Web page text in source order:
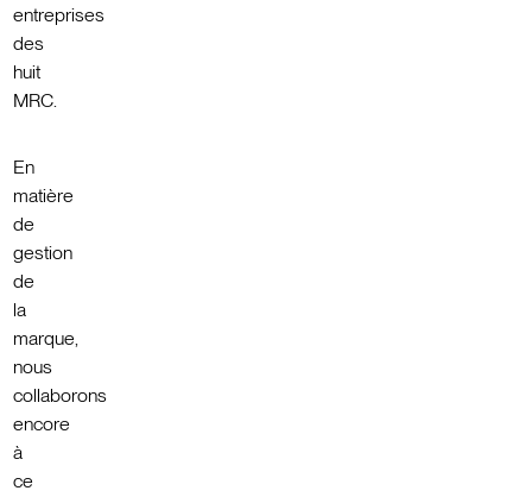
entreprises
des
huit
MRC.
En
matière
de
gestion
de
la
marque,
nous
collaborons
encore
à
ce